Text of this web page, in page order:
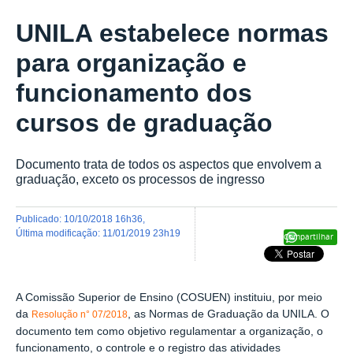
UNILA estabelece normas
para organização e
funcionamento dos
cursos de graduação
Documento trata de todos os aspectos que envolvem a
graduação, exceto os processos de ingresso
Compartilhar
publicado: 10/10/2018 16h36
última modificação: 11/01/2019 23h19
A Comissão Superior de Ensino (COSUEN) instituiu, por meio
da Resolução n° 07/2018 , as Normas de Graduação da UNILA. O
documento tem como objetivo regulamentar a organização, o
funcionamento, o controle e o registro das atividades